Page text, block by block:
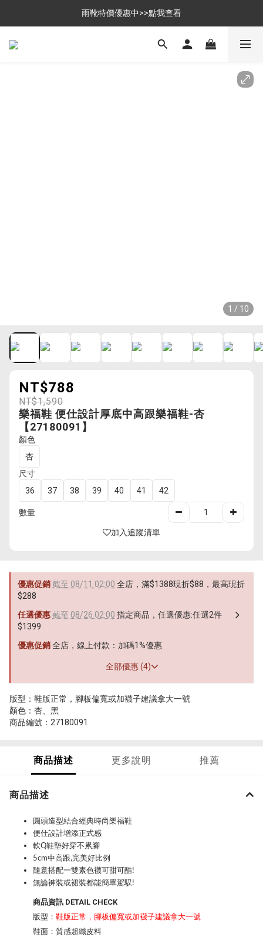
$699免運，優惠品點數5倍送
雨靴特價優惠中>>點我查看
$699免運，優惠品點數5倍送
1 / 10
NT$788
NT$1,590
樂福鞋 便仕設計厚底中高跟樂福鞋-杏
【27180091】
顏色
杏
尺寸
36
37 38 39 40 41 42
數量
加入追蹤清單
優惠促銷截至 08/11 02:00 全店，滿$1388現折$88，最高現折
$288
任選優惠截至 08/26 02:00 指定商品，任選優惠:任選2件
$1399
優惠促銷全店，線上付款：加碼1%優惠
全部優惠 (4)
版型：鞋版正常，腳板偏寬或加襪子建議拿大一號
顏色：杏、黑
商品編號：27180091
商品描述 更多說明 推薦
商品描述
圓頭造型結合經典時尚樂福鞋
便仕設計增添正式感
軟Q鞋墊好穿不累腳
5cm中高跟,完美好比例
隨意搭配一雙素色襪可甜可酷!
無論褲裝或裙裝都能簡單駕馭!
商品資訊 DETAIL CHECK
版型： 鞋版正常，腳板偏寬或加襪子建議拿大一號
鞋面：質感超纖皮料